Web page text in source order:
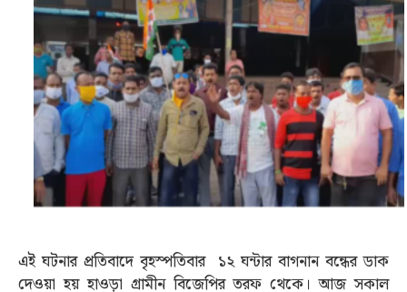
এই ঘটনার প্রতিবাদে বৃহস্পতিবার ১২ ঘন্টার বাগনান বন্ধের ডাক
দেওয়া হয় হাওড়া গ্রামীন বিজেপির তরফ থেকে। আজ সকাল